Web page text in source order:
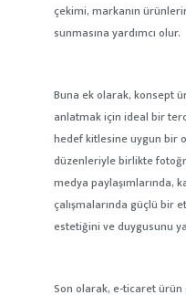
çekimi, markanın
sunmasına yardımcı olur.
Buna ek olarak, konsept
anlatmak için ideal bir
hedef kitlesine uygun bir
düzenleriyle birlikte
medya paylaşımlarında,
çalışmalarında güçlü bir
estetiğini ve duygusunu
Son olarak, e-ticaret